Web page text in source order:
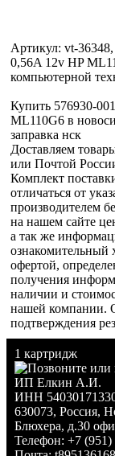
Артикул: vt-
0,56A 12v HP
компьютерной
Купить 576930-
ML110G6 в
заправка нск
Доставляем
или Почтой
Комплект
отличаться от
производителем
на нашем сайте
а так же
ознакомительный
офертой,
получения
наличии и
нашей компании.
подтверждения
1 картридж
ИП Елкин А.И.
ИНН
630073, Россия,
Блюхера, д.30
Телефон: +7 (951)